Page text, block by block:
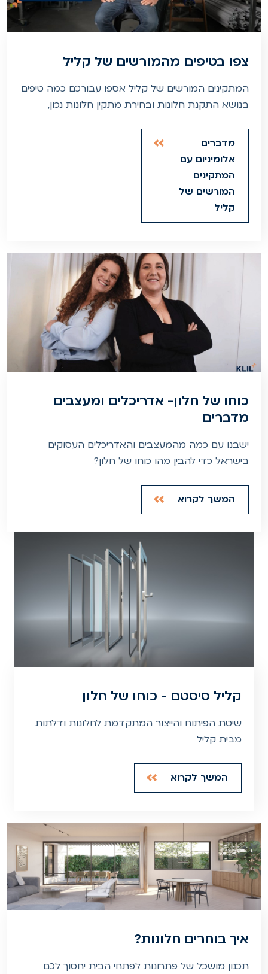
צפו בטיפים מהמורשים של קליל
המתקינים המורשים של קליל אספו עבורכם כמה טיפים
בנושא התקנת חלונות ובחירת מתקין חלונות נכון,
מדברים
אלומיניום עם
המתקינים
המורשים של
קליל
כוחו של חלון- אדריכלים ומעצבים
מדברים
ישבנו עם כמה מהמעצבים והאדריכלים העסוקים
בישראל כדי להבין מהו כוחו של חלון?
המשך לקרוא
קליל סיסטם - כוחו של חלון
שיטת הפיתוח והייצור המתקדמת לחלונות ודלתות
מבית קליל
המשך לקרוא
איך בוחרים חלונות?
תכנון מושכל של פתרונות לפתחי הבית יחסוך לכם